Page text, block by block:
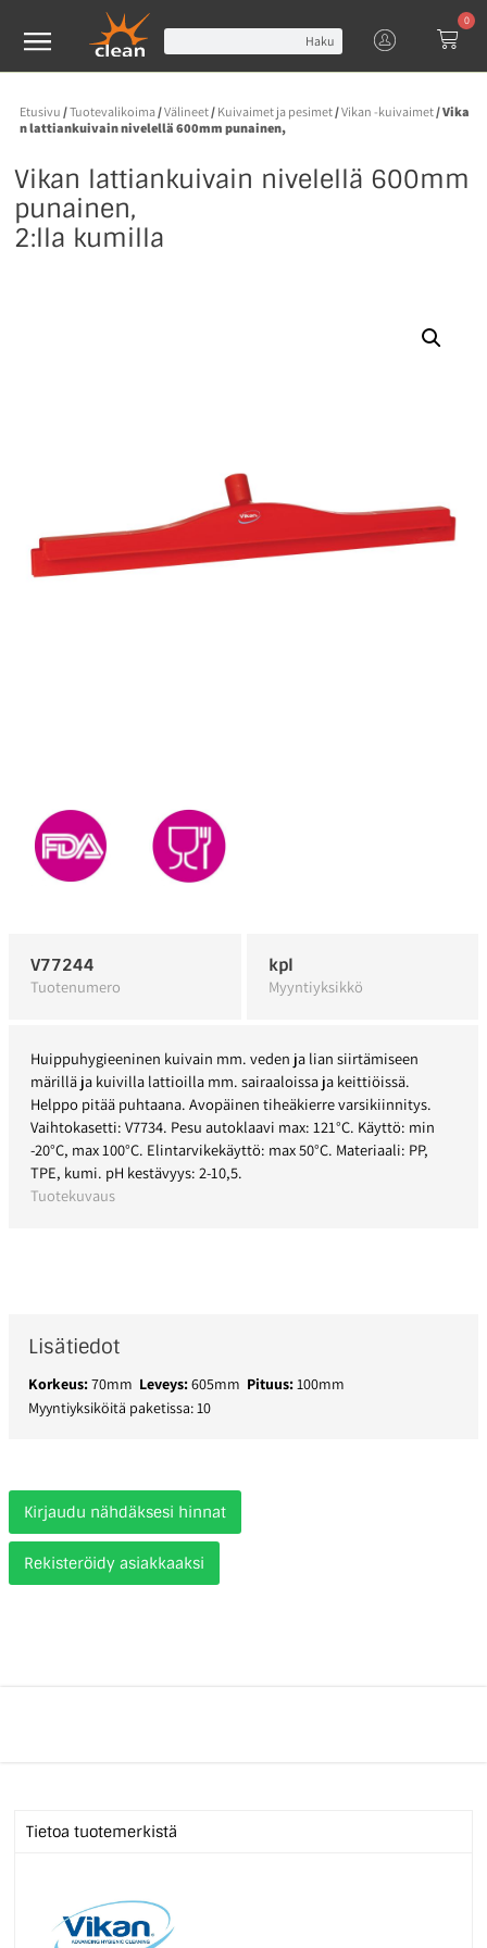
Haku
0
Etusivu /Tuotevalikoima/Välineet/ Kuivaimet ja pesimet/Vikan -kuivaimet/ Vika
n lattiankuivain nivelellä 600mm punainen,
Vikan lattiankuivain nivelellä 600mm
punainen,
2:lla kumilla
V77244
Tuotenumero
kpl
Myyntiyksikkö
Huippuhygieeninen kuivain mm. veden ja lian siirtämiseen
märillä ja kuivilla lattioilla mm. sairaaloissa ja keittiöissä.
Helppo pitää puhtaana. Avopäinen tiheäkierre varsikiinnitys.
Vaihtokasetti: V7734. Pesu autoklaavi max: 121°C. Käyttö: min
-20°C, max 100°C. Elintarvikekäyttö: max 50°C. Materiaali: PP,
TPE, kumi. pH kestävyys: 2-10,5.
Tuotekuvaus
Lisätiedot
Korkeus:70mm Leveys:605mm Pituus:100mm
Myyntiyksiköitä paketissa: 10
Kirjaudu nähdäksesi hinnat
Rekisteröidy asiakkaaksi
Tietoa tuotemerkistä